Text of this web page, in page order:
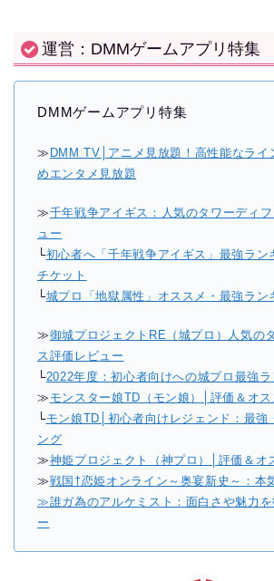
運営：DMMゲームアプリ特集
DMMゲームアプリ特集
≫ DMM TV│アニメ見放題！高性能なライ
めエンタメ見放題
≫千年戦争アイギス：人気のタワーディ
ュー
└初心者へ「千年戦争アイギス」最強ラン
チケット
└城プロ「地獄属性」オススメ・最強ラン
≫御城プロジェクトRE（城プロ）人気の
ス評価レビュー
└2022年度：初心者向けへの城プロ最強ラ
≫ モンスター娘TD（モン娘）│評価＆オス
└モン娘TD│初心者向けレジェンド：最強
ング
≫神姫プロジェクト（神プロ）│評価＆オ
≫戦国†恋姫オンライン～奥宴新史～：本
≫誰ガ為のアルケミスト：面白さや魅力を
ー